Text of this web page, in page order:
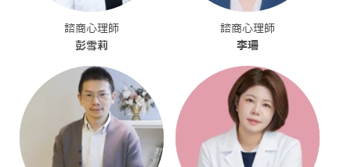
諮商心理師
彭雪莉
諮商心理師
李珊